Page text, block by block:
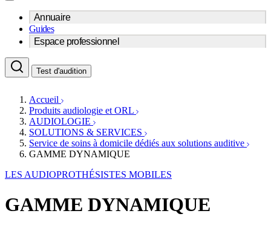
Annuaire
Trouvez un professionnel de l'audition
Centre d'audioprothèse
Médecins ORL & Phoniatres
Écoles spécialisées
Fournisseurs
Associations
Guides
Espace professionnel
Acteurs et services
Fournisseurs
Services ORL
Orthophonistes
Formations et écoles
Organismes / Syndicats
Produits
Ressources
Actualités
AuditionTV
Test d'audition
Accueil
Produits audiologie et ORL
AUDIOLOGIE
SOLUTIONS & SERVICES
Service de soins à domicile dédiés aux solutions auditive
GAMME DYNAMIQUE
LES AUDIOPROTHÉSISTES MOBILES
GAMME DYNAMIQUE